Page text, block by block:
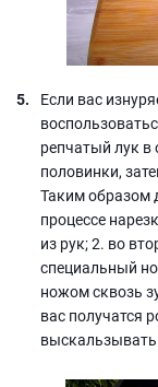
Если вас
репчатый лук в
половинки,
Таким образом
процессе
из рук; 2. во
специальный
ножом сквозь
вас получатся
выскальзывать